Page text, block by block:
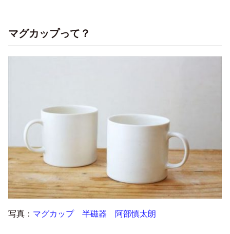
マグカップって？
写真： マグカップ 半磁器 阿部慎太朗